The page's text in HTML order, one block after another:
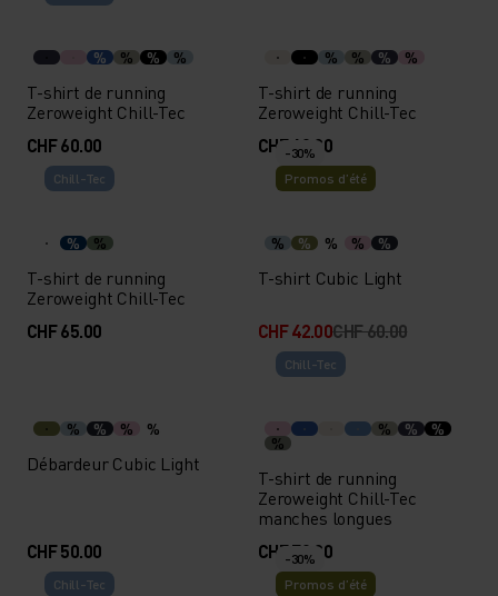
% % % %
T-shirt de running
Zeroweight Chill-Tec
CHF 60.00
% % % %
T-shirt de running
Zeroweight Chill-Tec
CHF 60.00
Chill-Tec
% %
T-shirt de running
Zeroweight Chill-Tec
CHF 65.00
-30%
Promos d’été
% % % % %
T-shirt Cubic Light
CHF 42.00CHF 60.00
% % % %
Débardeur Cubic Light
CHF 50.00
Chill-Tec
% % %
%
T-shirt de running
Zeroweight Chill-Tec
manches longues
CHF 70.00
Chill-Tec
-30%
Promos d’été